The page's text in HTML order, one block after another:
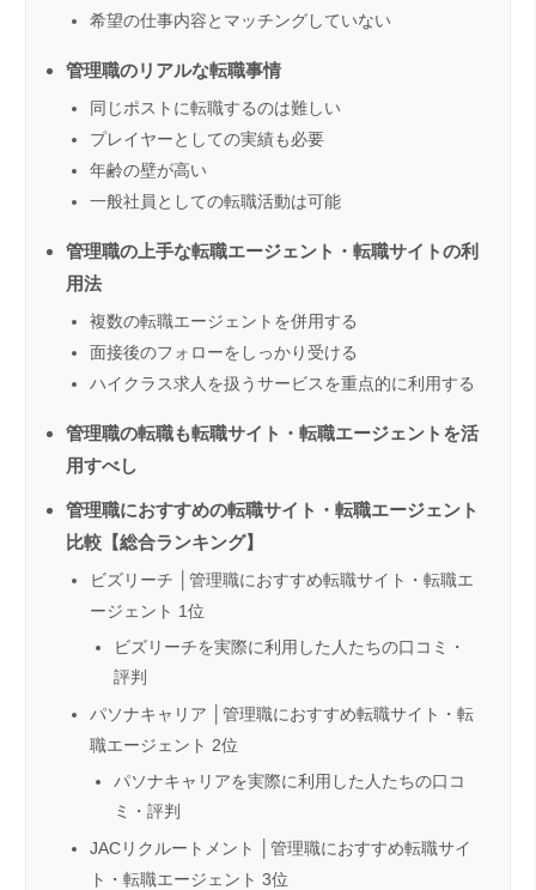
希望の仕事内容とマッチングしていない
管理職のリアルな転職事情
同じポストに転職するのは難しい
プレイヤーとしての実績も必要
年齢の壁が高い
一般社員としての転職活動は可能
管理職の上手な転職エージェント・転職サイトの利
用法
複数の転職エージェントを併用する
面接後のフォローをしっかり受ける
ハイクラス求人を扱うサービスを重点的に利用する
管理職の転職も転職サイト・転職エージェントを活
用すべし
管理職におすすめの転職サイト・転職エージェント
比較【総合ランキング】
ビズリーチ │管理職におすすめ転職サイト・転職エ
ージェント 1位
ビズリーチを実際に利用した人たちの口コミ・
評判
パソナキャリア │管理職におすすめ転職サイト・転
職エージェント 2位
パソナキャリアを実際に利用した人たちの口コ
ミ・評判
JACリクルートメント │管理職におすすめ転職サイ
ト・転職エージェント 3位